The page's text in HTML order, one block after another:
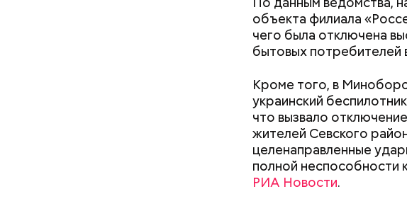
объекта филиала
чего была отключена
бытовых потребителей
Кроме того, в
украинский
что вызвало
жителей Севского
целенаправленные
полной неспособности
РИА Новости.
кабачок;
петрушка;
чеснок;
оливковое масло;
соль.
Фото: Shutterstock